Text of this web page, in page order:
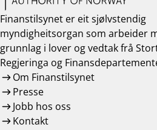
Finanstilsynet er eit sjølvstendig
myndigheitsorgan som arbeider
grunnlag i lover og vedtak frå
Regjeringa og
Om Finanstilsynet
Presse
Jobb hos oss
Kontakt